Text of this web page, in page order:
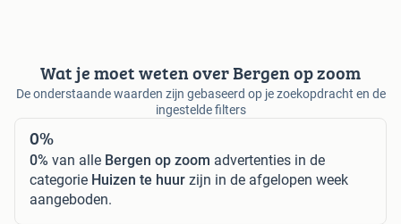
Wat je moet weten over Bergen op zoom
De onderstaande waarden zijn gebaseerd op je zoekopdracht en de
ingestelde filters
0%
0% van alle Bergen op zoom advertenties in de
categorie Huizen te huur zijn in de afgelopen week
aangeboden.